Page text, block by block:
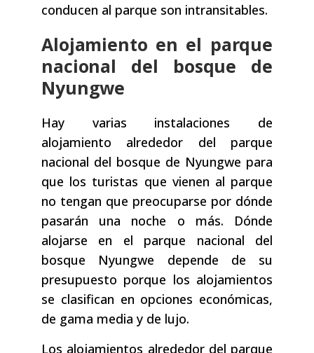
conducen al parque son intransitables.
Alojamiento en el parque
nacional del bosque de
Nyungwe
Hay varias instalaciones de
alojamiento alrededor del parque
nacional del bosque de Nyungwe para
que los turistas que vienen al parque
no tengan que preocuparse por dónde
pasarán una noche o más. Dónde
alojarse en el parque nacional del
bosque Nyungwe depende de su
presupuesto porque los alojamientos
se clasifican en opciones económicas,
de gama media y de lujo.
Los alojamientos alrededor del parque